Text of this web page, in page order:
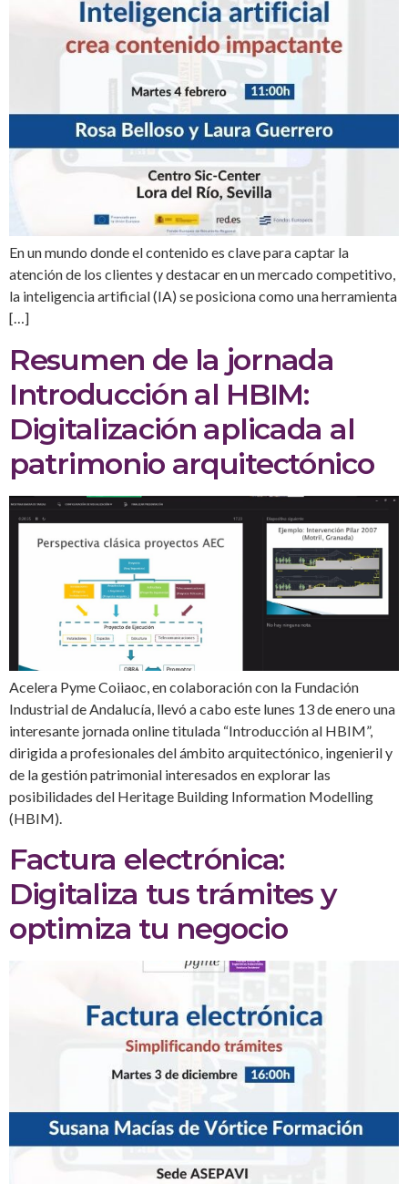
En un mundo donde el contenido es clave para captar la
atención de los clientes y destacar en un mercado competitivo,
la inteligencia artificial (IA) se posiciona como una herramienta
[…]
Resumen de la jornada
Introducción al HBIM:
Digitalización aplicada al
patrimonio arquitectónico
Acelera Pyme Coiiaoc, en colaboración con la Fundación
Industrial de Andalucía, llevó a cabo este lunes 13 de enero una
interesante jornada online titulada “Introducción al HBIM”,
dirigida a profesionales del ámbito arquitectónico, ingenieril y
de la gestión patrimonial interesados en explorar las
posibilidades del Heritage Building Information Modelling
(HBIM).
Factura electrónica:
Digitaliza tus trámites y
optimiza tu negocio